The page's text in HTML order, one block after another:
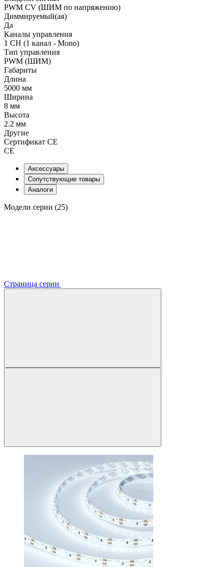
PWM СV (ШИМ по напряжению)
Диммируемый(ая)
Да
Каналы управления
1 CH (1 канал - Mono)
Тип управления
PWM (ШИМ)
Габариты
Длина
5000 мм
Ширина
8 мм
Высота
2.2 мм
Другие
Сертификат CE
CE
Аксессуары
Сопутствующие товары
Аналоги
Модели серии (25)
Страница серии